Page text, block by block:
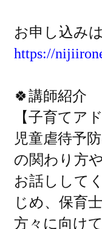
お申し込み
https://
🍀講師紹介
【子育てア
児童虐待予
の関わり方
お話しして
じめ、保育
方々に向け